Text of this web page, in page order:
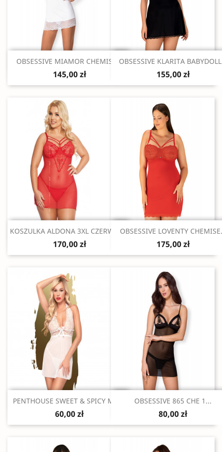
Szybki podgląd
OBSESSIVE MIAMOR CHEMISE...
145,00 zł
Szybki podgląd
OBSESSIVE KLARITA
155,00 zł
Szybki podgląd
KOSZULKA ALDONA 3XL CZERWONA
170,00 zł
Szybki podgląd
OBSESSIVE LOVENTY
175,00 zł
Szybki podgląd
PENTHOUSE SWEET & SPICY M/L...
60,00 zł
Szybki podgląd
OBSESSIVE 865 CHE 1...
80,00 zł